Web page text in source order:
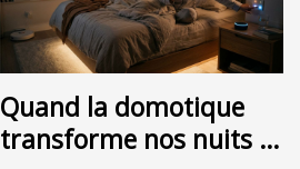
Quand la domotique
transforme nos nuits :